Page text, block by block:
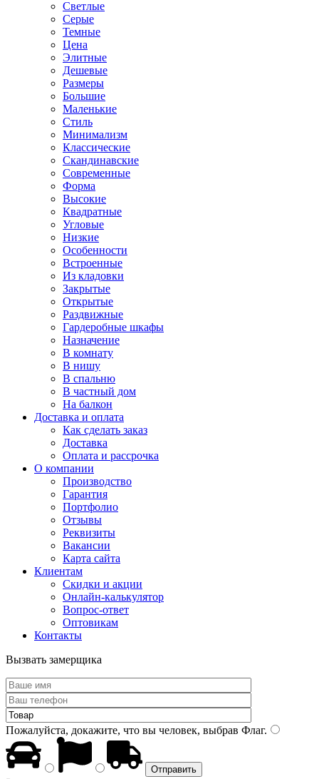
Светлые
Серые
Темные
Цена
Элитные
Дешевые
Размеры
Большие
Маленькие
Стиль
Минимализм
Классические
Скандинавские
Современные
Форма
Высокие
Квадратные
Угловые
Низкие
Особенности
Встроенные
Из кладовки
Закрытые
Открытые
Раздвижные
Гардеробные шкафы
Назначение
В комнату
В нишу
В спальню
В частный дом
На балкон
Доставка и оплата
Как сделать заказ
Доставка
Оплата и рассрочка
О компании
Производство
Гарантия
Портфолио
Отзывы
Реквизиты
Вакансии
Карта сайта
Клиентам
Скидки и акции
Онлайн-калькулятор
Вопрос-ответ
Оптовикам
Контакты
Вызвать замерщика
Пожалуйста, докажите, что вы человек, выбрав Флаг.